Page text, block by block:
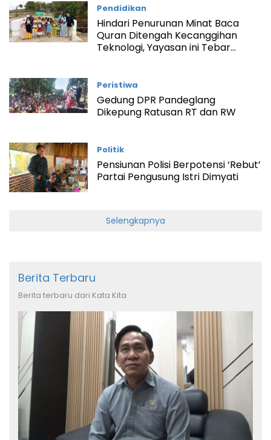
Pendidikan
Hindari Penurunan Minat Baca
Quran Ditengah Kecanggihan
Teknologi, Yayasan ini Tebar
Peristiwa
Gedung DPR Pandeglang
Dikepung Ratusan RT dan RW
Politik
Pensiunan Polisi Berpotensi ‘Rebut’
Partai Pengusung Istri Dimyati
Selengkapnya
Berita Terbaru
Berita terbaru dari Kata Kita